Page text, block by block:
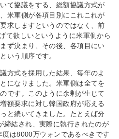
て協議をする、総額協議方式が
米軍側が各項目別にこれこれが
求しますというのではなく、前
て欲しいというように米軍側から
ず決まり、その後、各項目にい
いう順序です。
方式を採用した結果、毎年のよ
になりました。米軍側は全てを
です。このように余剰が生じて
額要求に対し韓国政府が応える
と続いてきました。たとえば分
締結され、実際に執行されたのが
は8000万ウォンであるべきです